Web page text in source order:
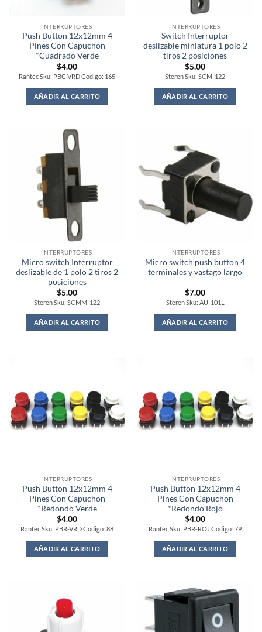
INTERRUPTORES
Push Button 12x12mm 4
Pines Con Capuchon
*Cuadrado Verde
$4.00
Rantec Sku: PBC-VRD Codigo: 165
AÑADIR AL CARRITO
INTERRUPTORES
Switch Interruptor
deslizable miniatura 1 polo 2
tiros 2 posiciones
$5.00
Steren Sku: SCM-122
AÑADIR AL CARRITO
INTERRUPTORES
Micro switch Interruptor
deslizable de 1 polo 2 tiros 2
posiciones
$5.00
Steren Sku: SCMM-122
AÑADIR AL CARRITO
INTERRUPTORES
Micro switch push button 4
terminales y vastago largo
$7.00
Steren Sku: AU-101L
AÑADIR AL CARRITO
INTERRUPTORES
Push Button 12x12mm 4
Pines Con Capuchon
*Redondo Verde
$4.00
Rantec Sku: PBR-VRD Codigo: 88
AÑADIR AL CARRITO
INTERRUPTORES
Push Button 12x12mm 4
Pines Con Capuchon
*Redondo Rojo
$4.00
Rantec Sku: PBR-ROJ Codigo: 79
AÑADIR AL CARRITO